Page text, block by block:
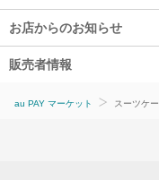
お店からのお知らせ
販売者情報
au PAY マーケット スーツケ